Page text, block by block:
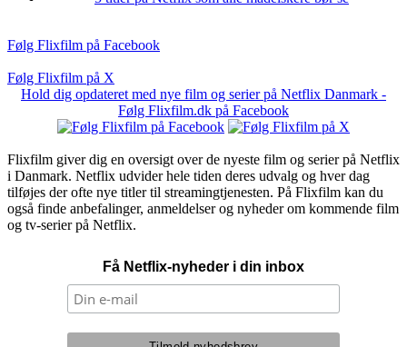
Følg Flixfilm på Facebook
Følg Flixfilm på X
Hold dig opdateret med nye film og serier på Netflix Danmark -
Følg Flixfilm.dk på Facebook
Flixfilm giver dig en oversigt over de nyeste film og serier på Netflix
i Danmark. Netflix udvider hele tiden deres udvalg og hver dag
tilføjes der ofte nye titler til streamingtjenesten. På Flixfilm kan du
også finde anbefalinger, anmeldelser og nyheder om kommende film
og tv-serier på Netflix.
Få Netflix-nyheder i din inbox